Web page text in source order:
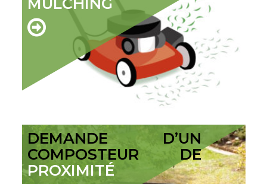
MULCHING
DEMANDE D’UN
COMPOSTEUR DE
PROXIMITÉ